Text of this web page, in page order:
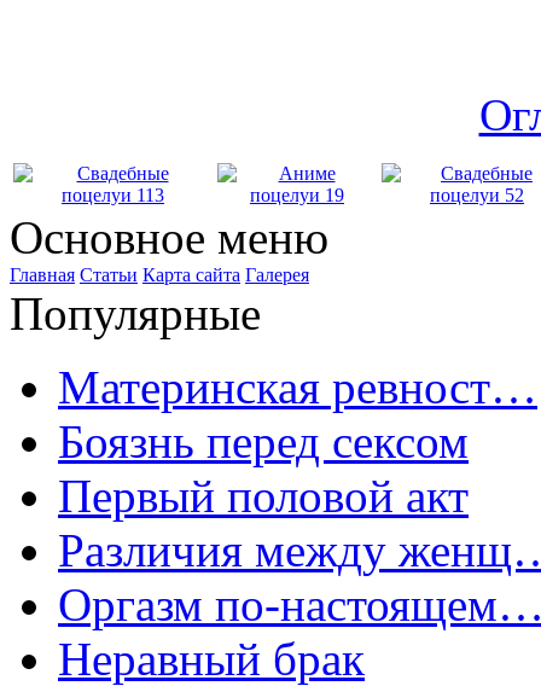
Основное меню
Главная Статьи Карта сайта Галерея
Популярные
Материнская ревност…
Боязнь перед сексом
Первый половой акт
Различия между
Оргазм по-
Неравный брак